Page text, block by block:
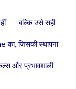
— बल्कि उसे सही
जिसकी स्थापना
और प्रभावशाली